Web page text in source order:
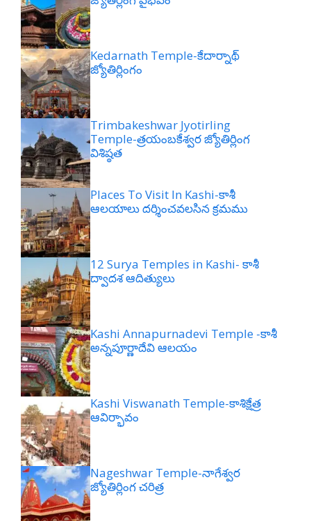
Kedarnath Temple-కేదార్నాథ్
జ్యోతిర్లింగం
Trimbakeshwar Jyotirling
Temple-త్రయంబకేశ్వర జ్యోతిర్లింగ
విశిష్ఠత
Places To Visit In Kashi-కాశీ
ఆలయాలు దర్శించవలసిన క్రమము
12 Surya Temples in Kashi- కాశీ
ద్వాదశ ఆదిత్యులు
Kashi Annapurnadevi Temple -కాశీ
అన్నపూర్ణాదేవి ఆలయం
Kashi Viswanath Temple-కాశిక్షేత్ర
ఆవిర్భావం
Nageshwar Temple-నాగేశ్వర
జ్యోతిర్లింగ చరిత్ర